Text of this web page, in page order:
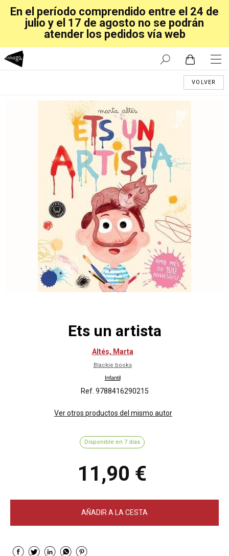
En el período comprendido entre el 24 de
julio y el 17 de agosto no se podrán
atender los pedidos vía web
VOLVER
Ets un artista
Altés, Marta
Blackie books
Infantil
Ref. 9788416290215
Ver otros productos del mismo autor
Disponible en 7 días
11,90 €
AÑADIR A LA CESTA